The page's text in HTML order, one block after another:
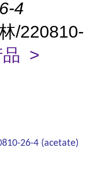
4
/220810-
品 >
26-4 (acetate)